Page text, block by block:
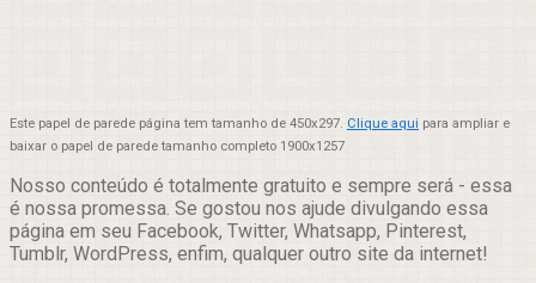
Este papel de parede página tem tamanho de 450x297. Clique aqui para ampliar e
baixar o papel de parede tamanho completo 1900x1257
Nosso conteúdo é totalmente gratuito e sempre será - essa
é nossa promessa. Se gostou nos ajude divulgando essa
página em seu Facebook, Twitter, Whatsapp, Pinterest,
Tumblr, WordPress, enfim, qualquer outro site da internet!